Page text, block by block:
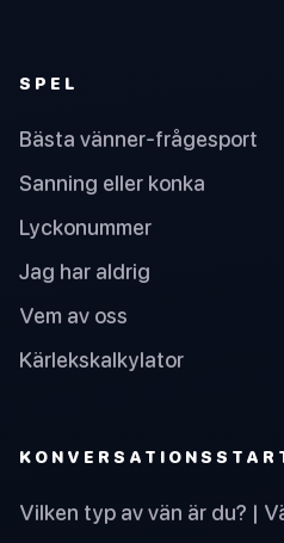
SPEL
Bästa vänner-frågesport
Sanning eller konka
Lyckonummer
Jag har aldrig
Vem av oss
Kärlekskalkylator
Vilken typ av vän är du? |